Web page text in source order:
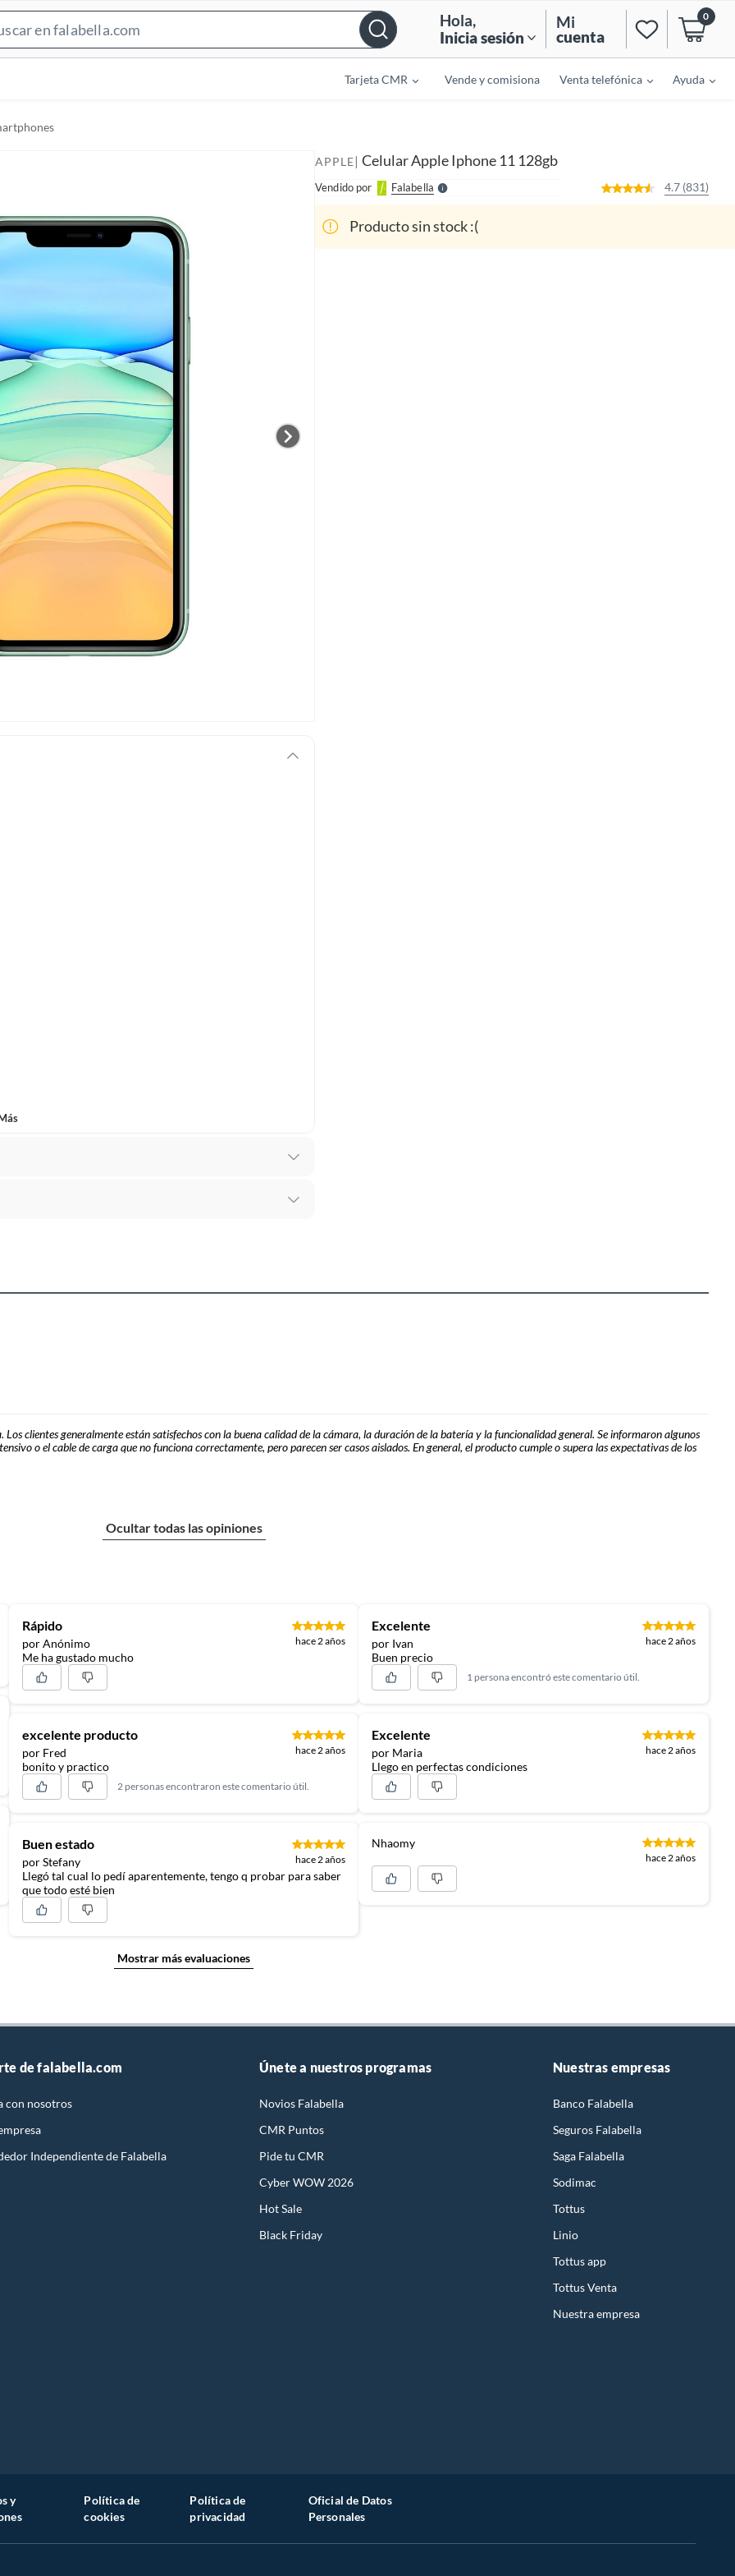
e
Hola,
Inicia sesión
Mi
cuenta
0
Tarjeta CMR Vende y comisiona Venta telefónica Ayuda
productos para asfalto, hormigón, albañilería.
tecnología, línea blanca, colchones, muebles, bicicletas y
con señales de uso, sin empaques, etiquetas o sellos.
APPLE| Celular Apple Iphone 11 128gb
Vendido por FalabellaS
l
l
4.7 (831)
Producto sin stock :(
clientes generalmente están satisfechos con la buena calidad de la cámara, la duración de la batería y la funcionalidad general. Se informaron algunos
o el cable de carga que no funciona correctamente, pero parecen ser casos aislados. En general, el producto cumple o supera las expectativas de los
Ocultar todas las opiniones
Rápido
por Anónimo hace 2 años
Me ha gustado mucho
excelente producto
por Fred hace 2 años
bonito y practico
2 personas encontraron este comentario útil.
Buen estado
por Stefany hace 2 años
Llegó tal cual lo pedí aparentemente, tengo q probar para saber
que todo esté bien
Excelente
por Ivan hace 2 años
Buen precio
1 persona encontró este comentario útil.
Excelente
por Maria hace 2 años
Llego en perfectas condiciones
Nhaomy
hace 2 años
Mostrar más evaluaciones
de falabella.com
con nosotros
Independiente de Falabella
Únete a nuestros programas
Novios Falabella
CMR Puntos
Pide tu CMR
Cyber WOW 2026
Hot Sale
Black Friday
Nuestras empresas
Banco Falabella
Seguros Falabella
Saga Falabella
Sodimac
Tottus
Linio
Tottus app
Tottus Venta
Nuestra empresa
y
Política de
cookies
Política de
privacidad
Oficial de Datos
Personales